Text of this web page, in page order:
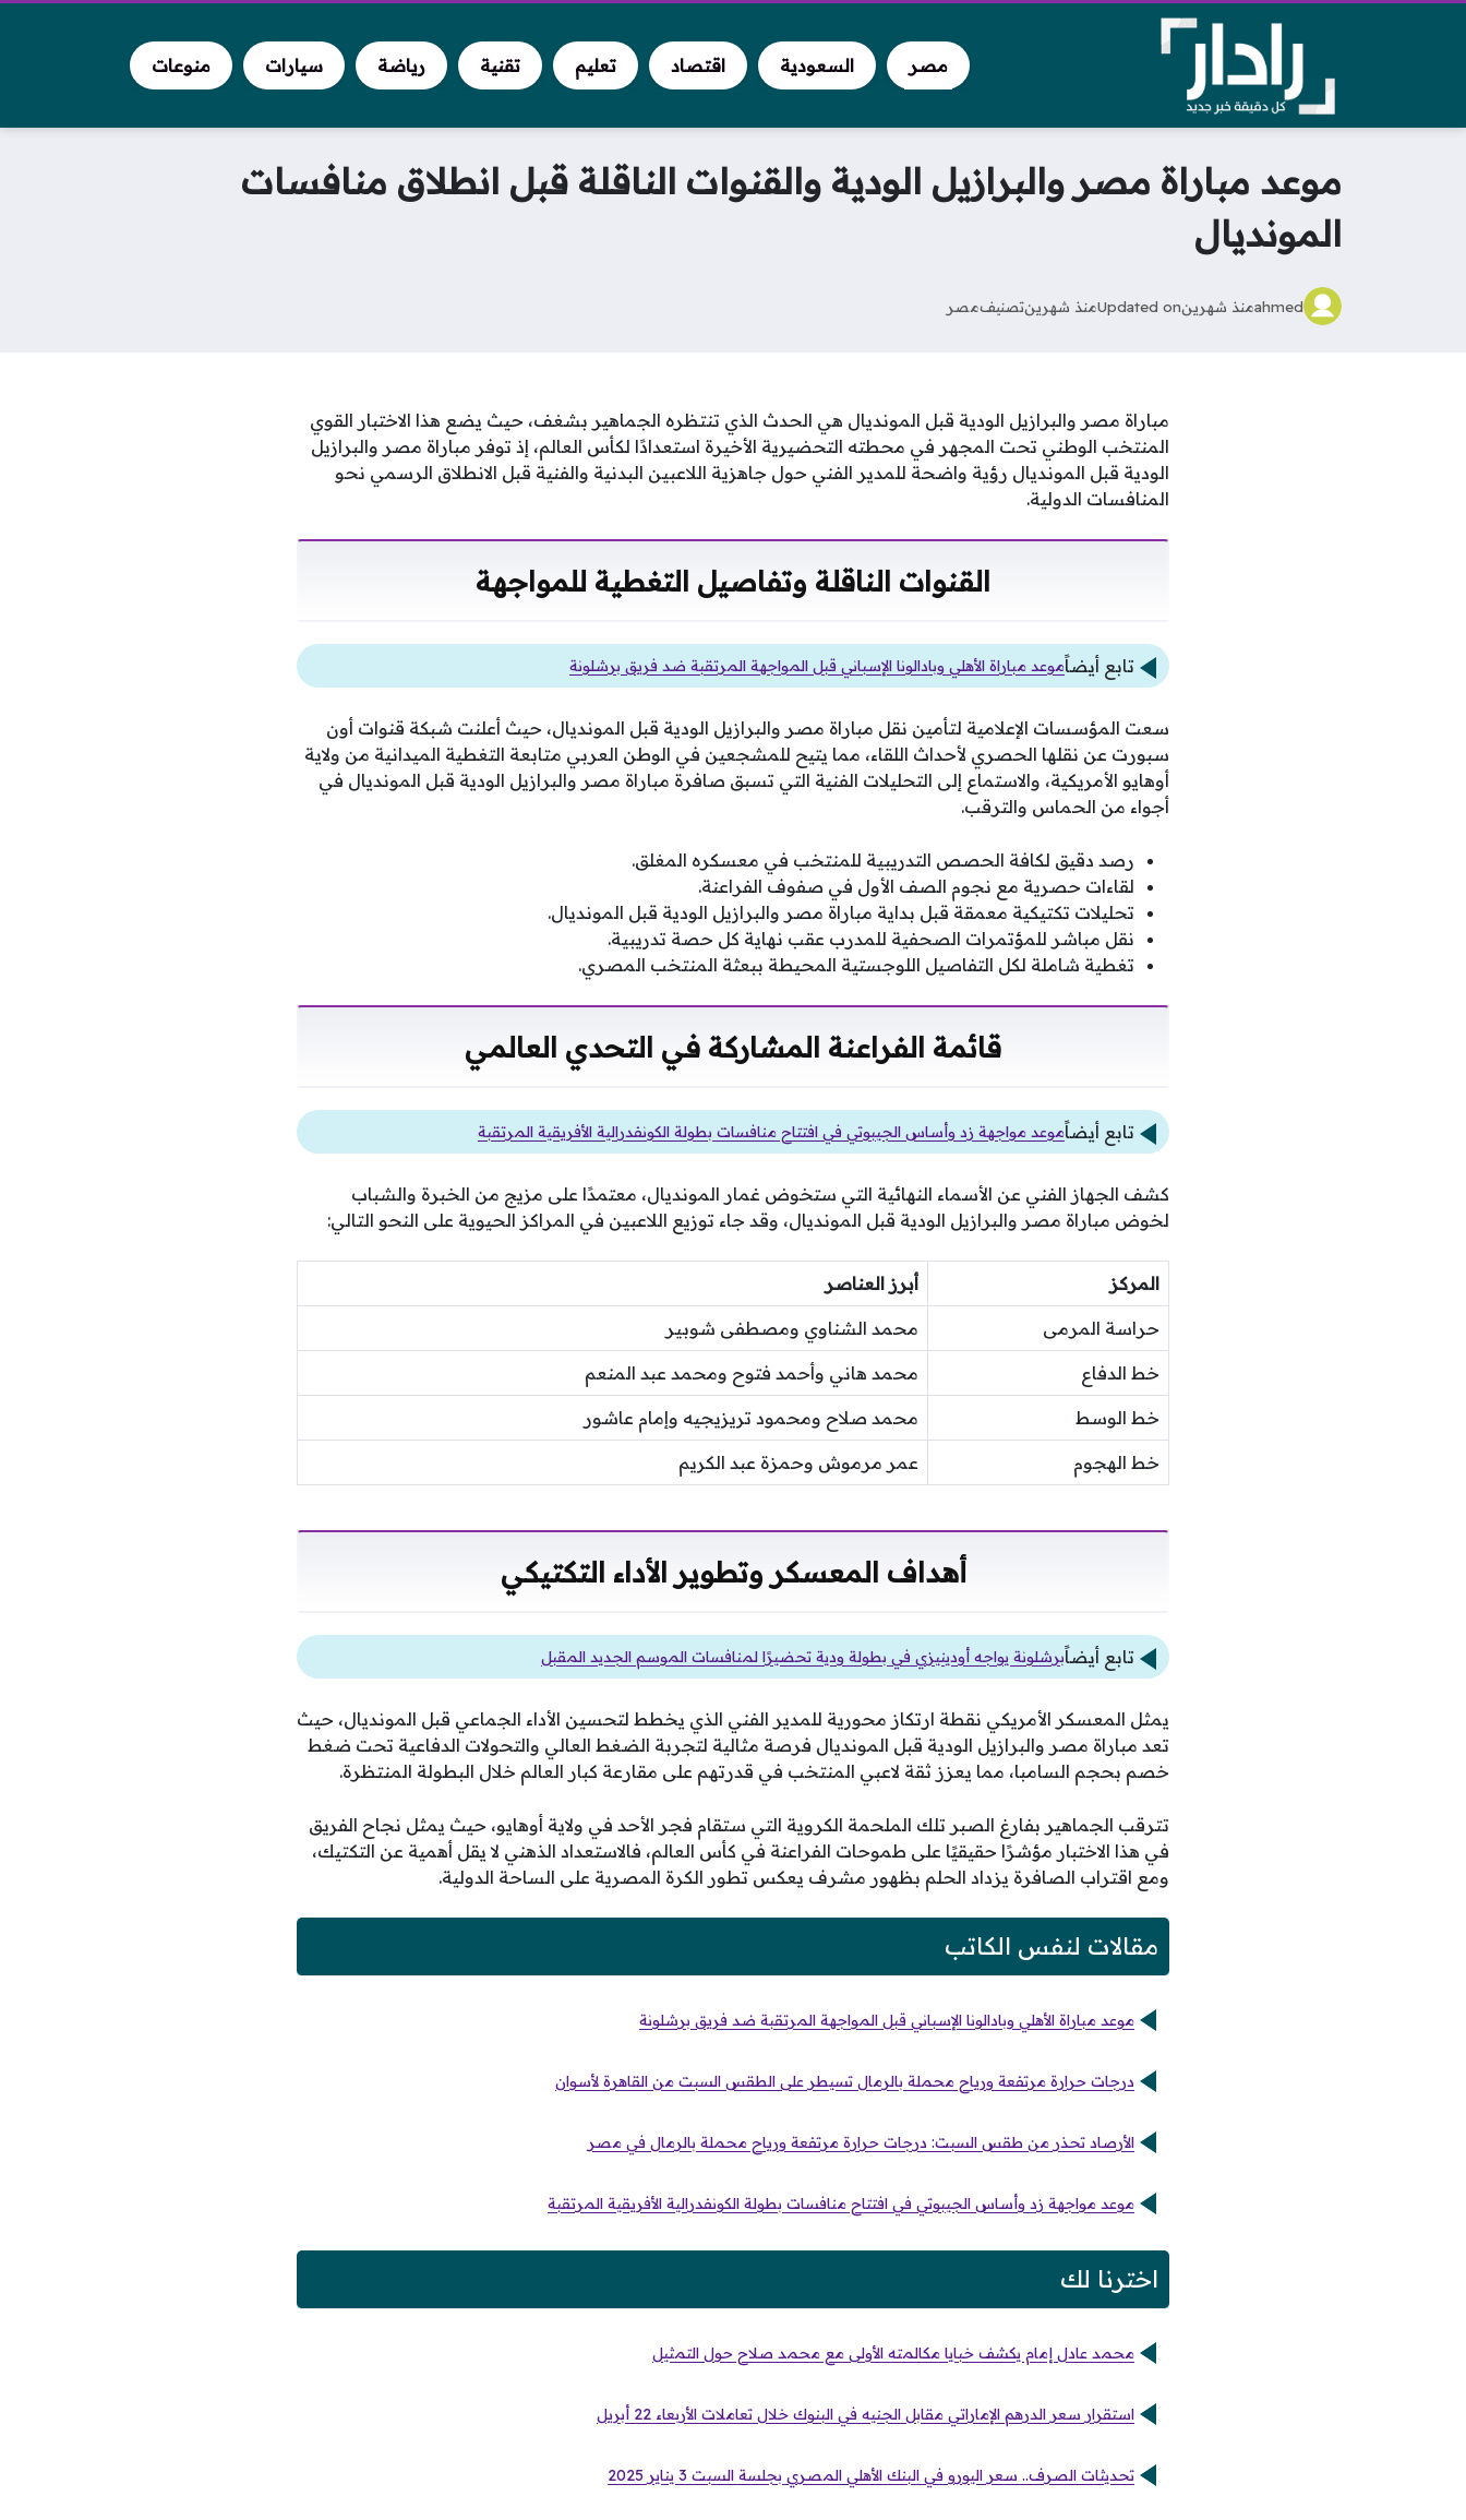
مصر السعودية اقتصاد تعليم تقنية رياضة سيارات منوعات
موعد مباراة مصر والبرازيل الودية والقنوات الناقلة قبل انطلاق منافسات
المونديال
ahmedمنذ شهرينUpdated onمنذ شهرينتصنيفمصر
مباراة مصر والبرازيل الودية قبل المونديال هي الحدث الذي تنتظره الجماهير بشغف، حيث يضع هذا الاختبار القوي
المنتخب الوطني تحت المجهر في محطته التحضيرية الأخيرة استعدادًا لكأس العالم، إذ توفر مباراة مصر والبرازيل
الودية قبل المونديال رؤية واضحة للمدير الفني حول جاهزية اللاعبين البدنية والفنية قبل الانطلاق الرسمي نحو
المنافسات الدولية.
القنوات الناقلة وتفاصيل التغطية للمواجهة
تابع أيضاًموعد مباراة الأهلي وبادالونا الإسباني قبل المواجهة المرتقبة ضد فريق برشلونة
سعت المؤسسات الإعلامية لتأمين نقل مباراة مصر والبرازيل الودية قبل المونديال، حيث أعلنت شبكة قنوات أون
سبورت عن نقلها الحصري لأحداث اللقاء، مما يتيح للمشجعين في الوطن العربي متابعة التغطية الميدانية من ولاية
أوهايو الأمريكية، والاستماع إلى التحليلات الفنية التي تسبق صافرة مباراة مصر والبرازيل الودية قبل المونديال في
أجواء من الحماس والترقب.
رصد دقيق لكافة الحصص التدريبية للمنتخب في معسكره المغلق.
لقاءات حصرية مع نجوم الصف الأول في صفوف الفراعنة.
تحليلات تكتيكية معمقة قبل بداية مباراة مصر والبرازيل الودية قبل المونديال.
نقل مباشر للمؤتمرات الصحفية للمدرب عقب نهاية كل حصة تدريبية.
تغطية شاملة لكل التفاصيل اللوجستية المحيطة ببعثة المنتخب المصري.
قائمة الفراعنة المشاركة في التحدي العالمي
تابع أيضاًموعد مواجهة زد وأساس الجيبوتي في افتتاح منافسات بطولة الكونفدرالية الأفريقية المرتقبة
كشف الجهاز الفني عن الأسماء النهائية التي ستخوض غمار المونديال، معتمدًا على مزيج من الخبرة والشباب
لخوض مباراة مصر والبرازيل الودية قبل المونديال، وقد جاء توزيع اللاعبين في المراكز الحيوية على النحو التالي:
المركز أبرز العناصر
حراسة المرمى محمد الشناوي ومصطفى شوبير
خط الدفاع محمد هاني وأحمد فتوح ومحمد عبد المنعم
خط الوسط محمد صلاح ومحمود تريزيجيه وإمام عاشور
خط الهجوم عمر مرموش وحمزة عبد الكريم
أهداف المعسكر وتطوير الأداء التكتيكي
تابع أيضاًبرشلونة يواجه أودينيزي في بطولة ودية تحضيرًا لمنافسات الموسم الجديد المقبل
يمثل المعسكر الأمريكي نقطة ارتكاز محورية للمدير الفني الذي يخطط لتحسين الأداء الجماعي قبل المونديال، حيث
تعد مباراة مصر والبرازيل الودية قبل المونديال فرصة مثالية لتجربة الضغط العالي والتحولات الدفاعية تحت ضغط
خصم بحجم السامبا، مما يعزز ثقة لاعبي المنتخب في قدرتهم على مقارعة كبار العالم خلال البطولة المنتظرة.
تترقب الجماهير بفارغ الصبر تلك الملحمة الكروية التي ستقام فجر الأحد في ولاية أوهايو، حيث يمثل نجاح الفريق
في هذا الاختبار مؤشرًا حقيقيًا على طموحات الفراعنة في كأس العالم، فالاستعداد الذهني لا يقل أهمية عن التكتيك،
ومع اقتراب الصافرة يزداد الحلم بظهور مشرف يعكس تطور الكرة المصرية على الساحة الدولية.
مقالات لنفس الكاتب
موعد مباراة الأهلي وبادالونا الإسباني قبل المواجهة المرتقبة ضد فريق برشلونة
درجات حرارة مرتفعة ورياح محملة بالرمال تسيطر على الطقس السبت من القاهرة لأسوان
الأرصاد تحذر من طقس السبت: درجات حرارة مرتفعة ورياح محملة بالرمال في مصر
موعد مواجهة زد وأساس الجيبوتي في افتتاح منافسات بطولة الكونفدرالية الأفريقية المرتقبة
اخترنا لك
محمد عادل إمام يكشف خبايا مكالمته الأولى مع محمد صلاح حول التمثيل
استقرار سعر الدرهم الإماراتي مقابل الجنيه في البنوك خلال تعاملات الأربعاء 22 أبريل
تحديثات الصرف.. سعر اليورو في البنك الأهلي المصري بجلسة السبت 3 يناير 2025